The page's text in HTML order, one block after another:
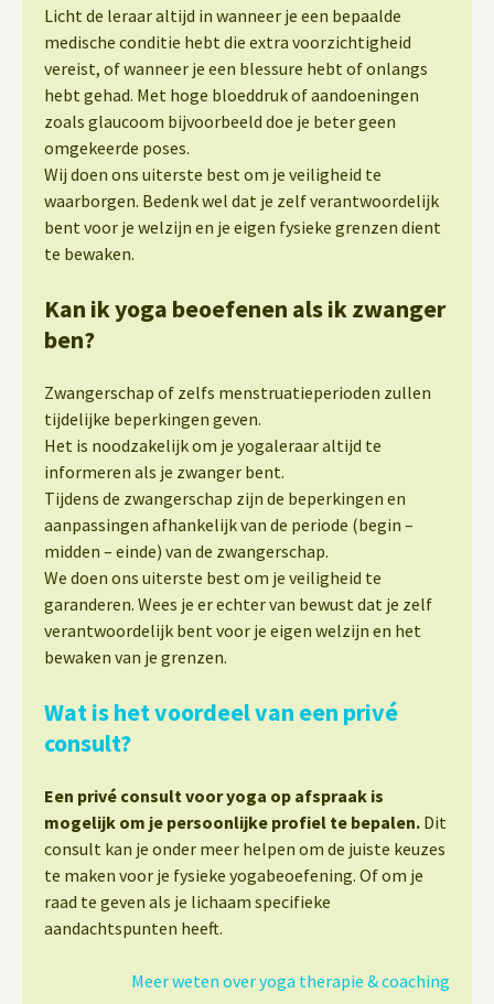
Licht de leraar altijd in wanneer je een bepaalde
medische conditie hebt die extra voorzichtigheid
vereist, of wanneer je een blessure hebt of onlangs
hebt gehad. Met hoge bloeddruk of aandoeningen
zoals glaucoom bijvoorbeeld doe je beter geen
omgekeerde poses.
Wij doen ons uiterste best om je veiligheid te
waarborgen. Bedenk wel dat je zelf verantwoordelijk
bent voor je welzijn en je eigen fysieke grenzen dient
te bewaken.
Kan ik yoga beoefenen als ik zwanger
ben?
Zwangerschap of zelfs menstruatieperioden zullen
tijdelijke beperkingen geven.
Het is noodzakelijk om je yogaleraar altijd te
informeren als je zwanger bent.
Tijdens de zwangerschap zijn de beperkingen en
aanpassingen afhankelijk van de periode (begin –
midden – einde) van de zwangerschap.
We doen ons uiterste best om je veiligheid te
garanderen. Wees je er echter van bewust dat je zelf
verantwoordelijk bent voor je eigen welzijn en het
bewaken van je grenzen.
Wat is het voordeel van een privé
consult?
Een privé consult voor yoga op afspraak is
mogelijk om je persoonlijke profiel te bepalen. Dit
consult kan je onder meer helpen om de juiste keuzes
te maken voor je fysieke yogabeoefening. Of om je
raad te geven als je lichaam specifieke
aandachtspunten heeft.
Meer weten over yoga therapie & coaching